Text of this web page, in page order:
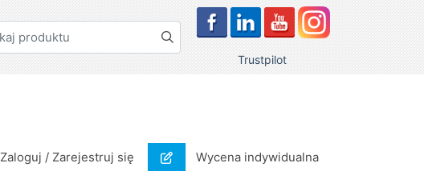
Trustpilot
Zaloguj / Zarejestruj się
Zaloguj / Zarejestruj się Wycena indywidualna
Wycena indywidualna